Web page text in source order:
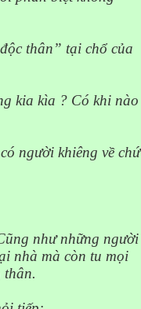
thân” tại chổ của
kia kìa ?Có khi nào
người khiêng về chứ
như những người
nhà mà còn tu mọi
thân.